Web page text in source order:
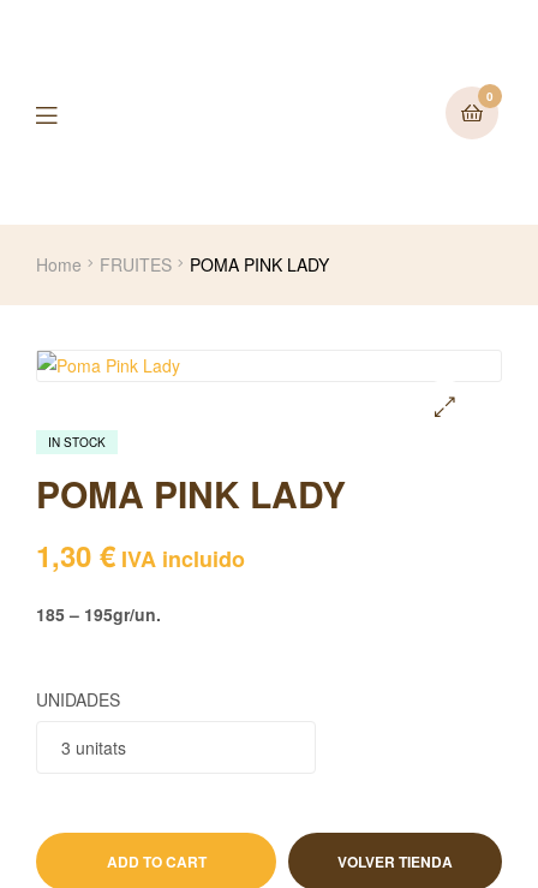
0
Home FRUITES POMA PINK LADY
IN STOCK
POMA PINK LADY
1,30 € IVA incluido
185 – 195gr/un.
UNIDADES
ADD TO CART VOLVER TIENDA